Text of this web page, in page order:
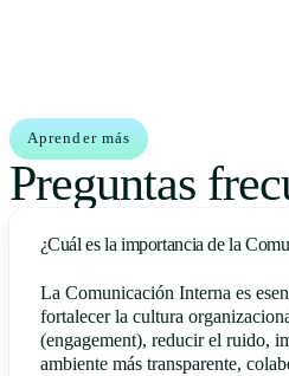
Aprender más
Preguntas
¿Cuál es la importancia de la
La Comunicación Interna es
fortalecer la cultura
(engagement), reducir el ruido,
ambiente más transparente,